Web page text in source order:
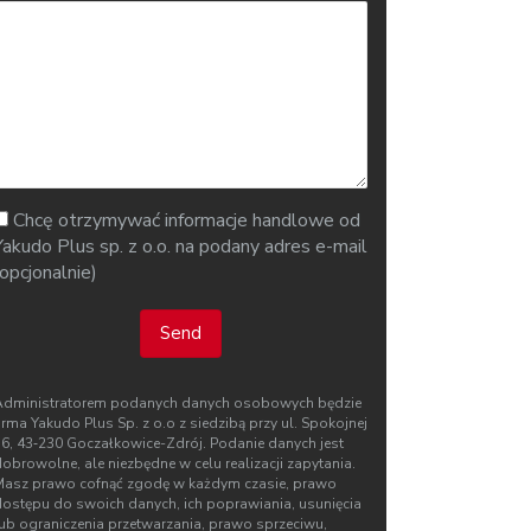
Chcę otrzymywać informacje handlowe od
Plus sp. z o.o. na podany adres e-mail
Send
podanych danych osobowych będzie
Yakudo Plus Sp. z o.o z siedzibą przy ul. Spokojnej
43‑230 Goczałkowice-Zdrój. Podanie danych jest
ale niezbędne w celu realizacji zapytania.
prawo cofnąć zgodę w każdym czasie, prawo
do swoich danych, ich poprawiania, usunięcia
ograniczenia przetwarzania, prawo sprzeciwu,